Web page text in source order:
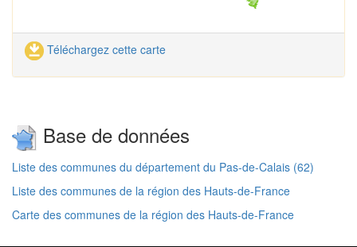
Téléchargez cette carte
Base de données
Liste des communes du département du Pas-de-Calais (62)
Liste des communes de la région des Hauts-de-France
Carte des communes de la région des Hauts-de-France